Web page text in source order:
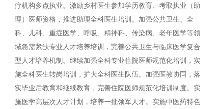
疗机构多点执业。激励乡村医生参加学历教育、考取执业（助
理）医师资格，推进助理全科医生培训。加强公共卫生、全
科、儿科、重症医学、呼吸、精神科、传染病、老年医学等领
域急需紧缺专业人才培养培训，完善公共卫生与临床医学复合
型人才培养机制。继续加强全科专业住院医师规范化培训，实
施全科医生转岗培训，扩大全科医生队伍。加强医教协同，落
实毕业后教育和继续教育，完善住院医师规范化培训制度。实
施医学高层次人才计划，培养一批领军人才。实施中医药特色